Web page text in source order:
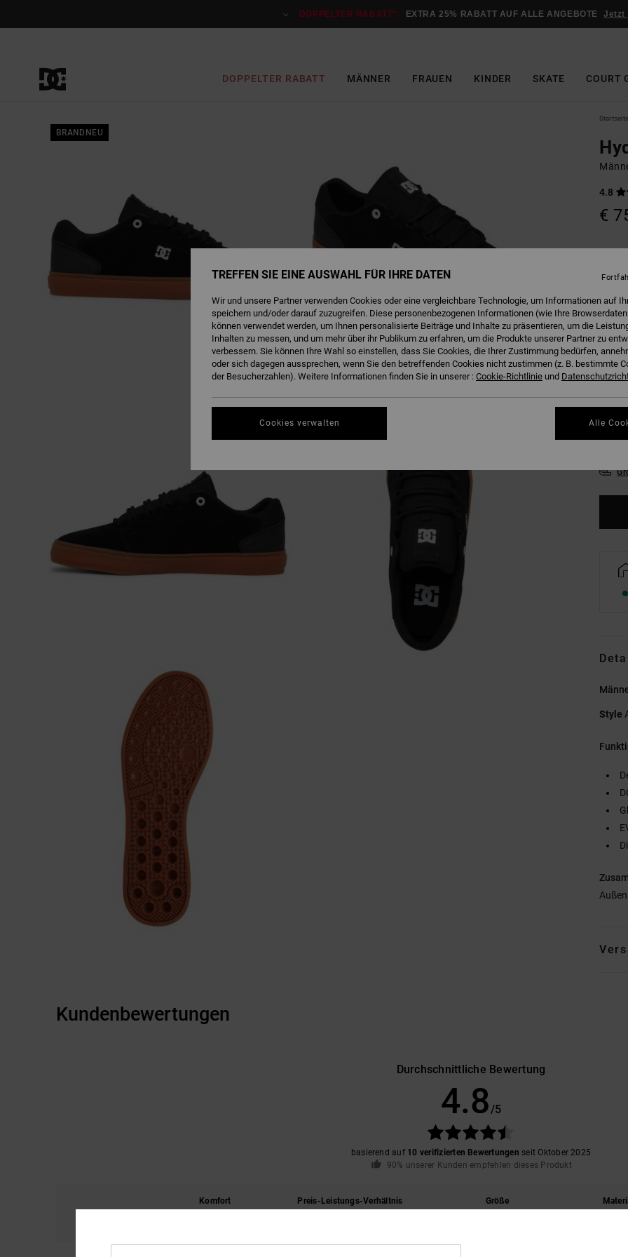
DOPPELTER RABATT*: EXTRA 25% RABATT AUF ALLE ANGEBOTE Jetzt
DOPPELTER RABATT MÄNNER FRAUEN KINDER SKATE COURT
BRANDNEU
Startseite
4.8
€
38
Style
Kundenbewertungen
Durchschnittliche Bewertung
4.8 /5
basierend auf 10 verifizierten Bewertungen seit Oktober 2025
90% unserer Kunden empfehlen dieses Produkt
Komfort
Preis-Leistungs-Verhältnis
Größe
TREFFEN SIE EINE AUSWAHL FÜR IHRE DATEN
Wir und unsere Partner verwenden Cookies oder eine vergleichbare Technologie, um Informationen auf
speichern und/oder darauf zuzugreifen. Diese personenbezogenen Informationen (wie Ihre
können verwendet werden, um Ihnen personalisierte Beiträge und Inhalte zu präsentieren, um die
Inhalten zu messen, und um mehr über ihr Publikum zu erfahren, um die Produkte unserer Partner zu
verbessern. Sie können Ihre Wahl so einstellen, dass Sie Cookies, die Ihrer Zustimmung bedürfen,
oder sich dagegen aussprechen, wenn Sie den betreffenden Cookies nicht zustimmen (z. B. bestimmte
der Besucherzahlen). Weitere Informationen finden Sie in unserer : Cookie-Richtlinie und
Cookies verwalten Alle